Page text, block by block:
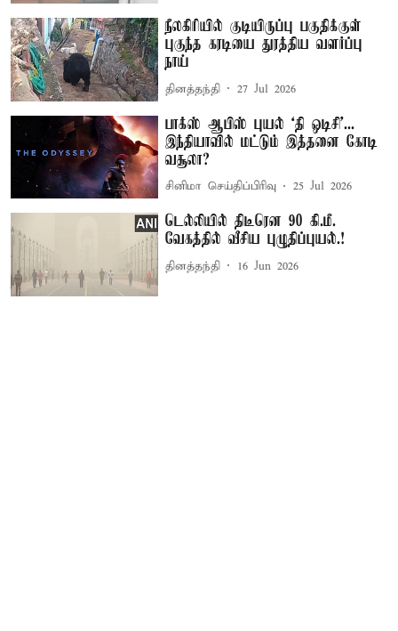
நீலகிரியில் குடியிருப்பு பகுதிக்குள்
புகுந்த கரடியை துரத்திய வளர்ப்பு
நாய்
தினத்தந்தி 27 Jul 2026
பாக்ஸ் ஆபிஸ் புயல் ‘தி ஒடிசி’...
இந்தியாவில் மட்டும் இத்தனை கோடி
வசூலா?
சினிமா செய்திப்பிரிவு 25 Jul 2026
டெல்லியில் திடீரென 90 கி.மீ.
வேகத்தில் வீசிய புழுதிப்புயல்.!
தினத்தந்தி 16 Jun 2026